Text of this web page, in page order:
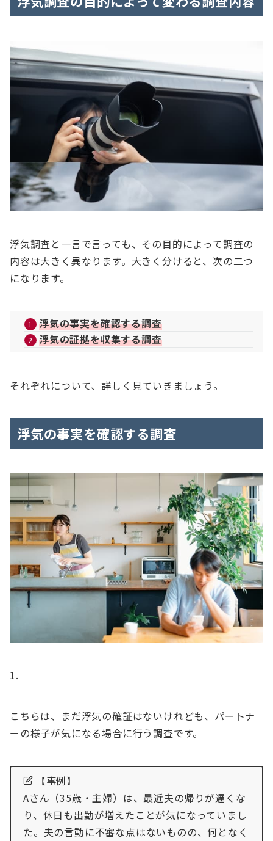
浮気調査と一言で言っても、その目的によって調査の
内容は大きく異なります。大きく分けると、次の二つ
になります。
浮気の事実を確認する調査
浮気の証拠を収集する調査
それぞれについて、詳しく見ていきましょう。
浮気の事実を確認する調査
こちらは、まだ浮気の確証はないけれども、パートナ
ーの様子が気になる場合に行う調査です。
【事例】
Aさん（35歳・主婦）は、最近夫の帰りが遅くな
り、休日も出勤が増えたことが気になっていまし
た。夫の言動に不審な点はないものの、何となく